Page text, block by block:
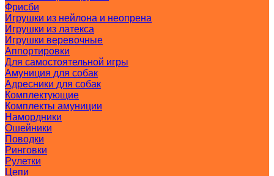
Фрисби
Игрушки из нейлона и неопрена
Игрушки из латекса
Игрушки веревочные
Аппортировки
Для самостоятельной игры
Амуниция для собак
Адресники для собак
Комплектующие
Комплекты амуниции
Намордники
Ошейники
Поводки
Ринговки
Рулетки
Цепи